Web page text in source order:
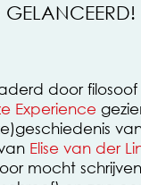
door filosoof
Experience
Elise van der
mocht